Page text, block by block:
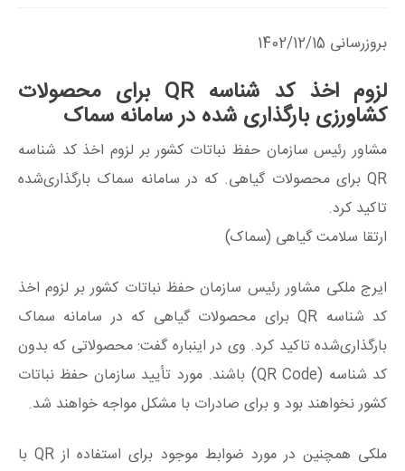
بروزرسانی 1402/12/15
لزوم اخذ کد شناسه QR برای محصولات
کشاورزی بارگذاری شده در سامانه سماک
مشاور رئیس سازمان حفظ نباتات کشور بر لزوم اخذ کد شناسه
QR برای محصولات گیاهی. که در سامانه سماک بارگذاری‌شده
تاکید کرد.
ارتقا سلامت گیاهی (سماک)
ایرج ملکی مشاور رئیس سازمان حفظ نباتات کشور بر لزوم اخذ
کد شناسه QR برای محصولات گیاهی که در سامانه سماک
بارگذاری‌شده تاکید کرد. وی در اینباره گفت: محصولاتی که بدون
کد شناسه (QR Code) باشند. مورد تأیید سازمان حفظ نباتات
کشور نخواهند بود و برای صادرات با مشکل مواجه خواهند شد.
ملکی همچنین در مورد ضوابط موجود برای استفاده از QR با